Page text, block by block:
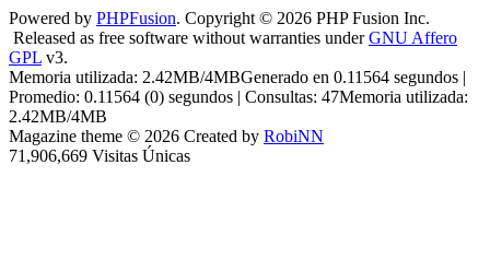
Powered by PHPFusion. Copyright © 2026 PHP Fusion Inc.
Released as free software without warranties underGNU Affero
GPL v3.
Memoria utilizada: 2.42MB/4MBGenerado en 0.11564 segundos |
Promedio: 0.11564 (0) segundos | Consultas: 47Memoria utilizada:
2.42MB/4MB
Magazine theme © 2026 Created by RobiNN
71,906,669 Visitas Únicas